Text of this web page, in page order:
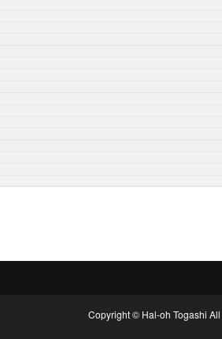
Copyright © Hal-oh Togashi